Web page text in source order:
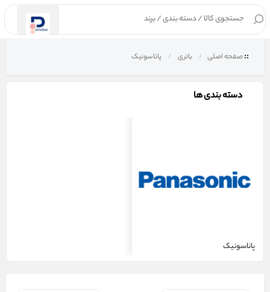
صفحه اصلی باتری پاناسونیک
دسته بندی ها
پاناسونیک